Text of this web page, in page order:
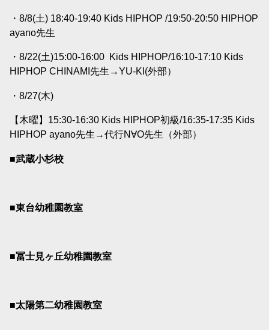
・8/8(土) 18:40-19:40 Kids HIPHOP /19:50-20:50 HIPHOP
ayano先生
・8/22(土)15:00-16:00 Kids HIPHOP/16:10-17:10 Kids
HIPHOP CHINAMI 先生→YU-KI(外部）
・8/27(木)
【木曜】15:30-16:30 Kids HIPHOP初級/16:35-17:35 Kids
HIPHOP ayano先生→代行N∀O先生（外部）
■武蔵小杉校
■東台幼稚園教室
■冨士見ヶ丘幼稚園教室
■太陽第二幼稚園教室